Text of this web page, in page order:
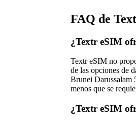
FAQ de
¿Textr eSIM
Textr eSIM no
de las opciones de
Brunei Darussalam
menos que se
¿Textr eSIM